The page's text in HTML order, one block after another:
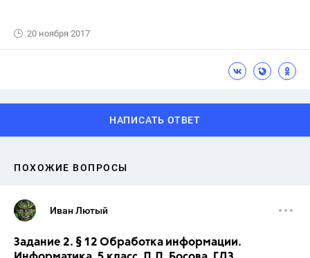
20 ноября 2017
НАПИСАТЬ ОТВЕТ
ПОХОЖИЕ ВОПРОСЫ
Иван Лютый
Задание 2. § 12 Обработка информации.